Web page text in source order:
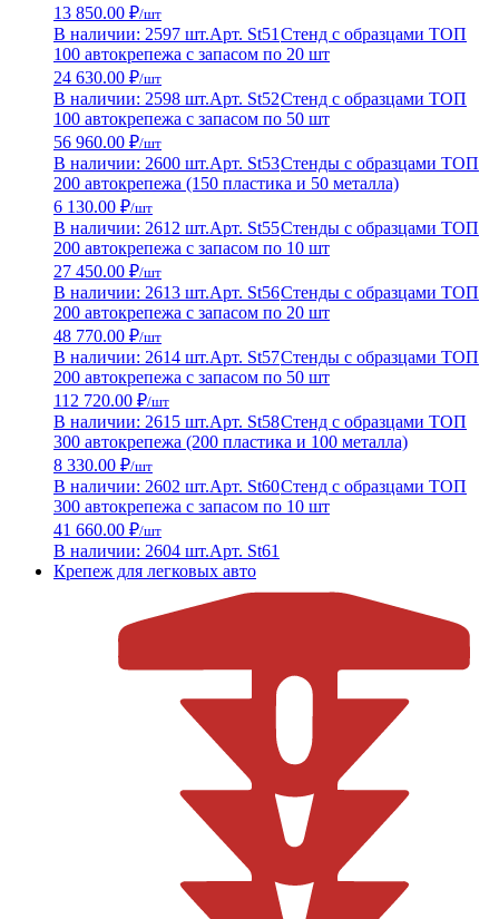
13 850.00 ₽/шт
В наличии: 2597 шт.Арт. St51 Стенд с образцами ТОП
100 автокрепежа с запасом по 20 шт
24 630.00 ₽/шт
В наличии: 2598 шт.Арт. St52Стенд с образцами ТОП
100 автокрепежа с запасом по 50 шт
56 960.00 ₽/шт
В наличии: 2600 шт.Арт. St53Стенды с образцами ТОП
200 автокрепежа (150 пластика и 50 металла)
6 130.00 ₽/шт
В наличии: 2612 шт.Арт. St55Стенды с образцами ТОП
200 автокрепежа с запасом по 10 шт
27 450.00 ₽/шт
В наличии: 2613 шт.Арт. St56Стенды с образцами ТОП
200 автокрепежа с запасом по 20 шт
48 770.00 ₽/шт
В наличии: 2614 шт.Арт. St57Стенды с образцами ТОП
200 автокрепежа с запасом по 50 шт
112 720.00 ₽/шт
В наличии: 2615 шт.Арт. St58Стенд с образцами ТОП
300 автокрепежа (200 пластика и 100 металла)
8 330.00 ₽/шт
В наличии: 2602 шт.Арт. St60Стенд с образцами ТОП
300 автокрепежа с запасом по 10 шт
41 660.00 ₽/шт
В наличии: 2604 шт.Арт. St61
Крепеж для легковых авто